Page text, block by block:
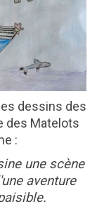
dessins des
des Matelots
:
une scène
aventure